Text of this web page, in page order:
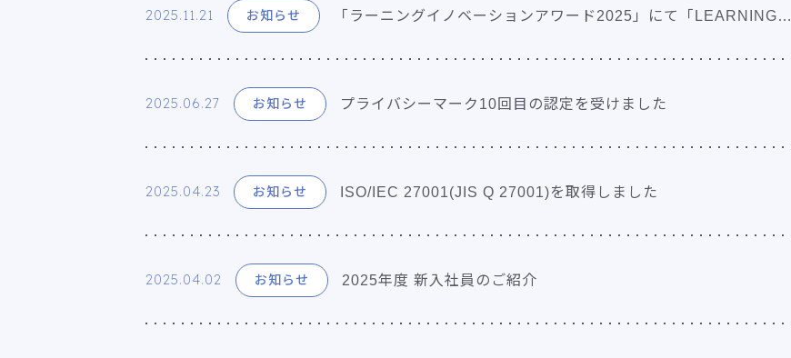
2025.11.21 お知らせ 「ラーニングイノベーションアワード2025」にて「LEARNING…
2025.06.27 お知らせ プライバシーマーク10回目の認定を受けました
2025.04.23 お知らせ ISO/IEC 27001(JIS Q 27001)を取得しました
2025.04.02 お知らせ 2025年度 新入社員のご紹介